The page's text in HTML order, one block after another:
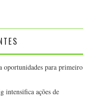
oportunidades para primeiro
intensifica ações de